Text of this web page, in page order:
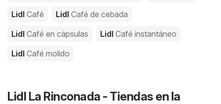
Lidl Café Lidl Café de cebada
Lidl Café en cápsulas Lidl Café instantáneo
Lidl Café molido
Lidl La Rinconada - Tiendas en la